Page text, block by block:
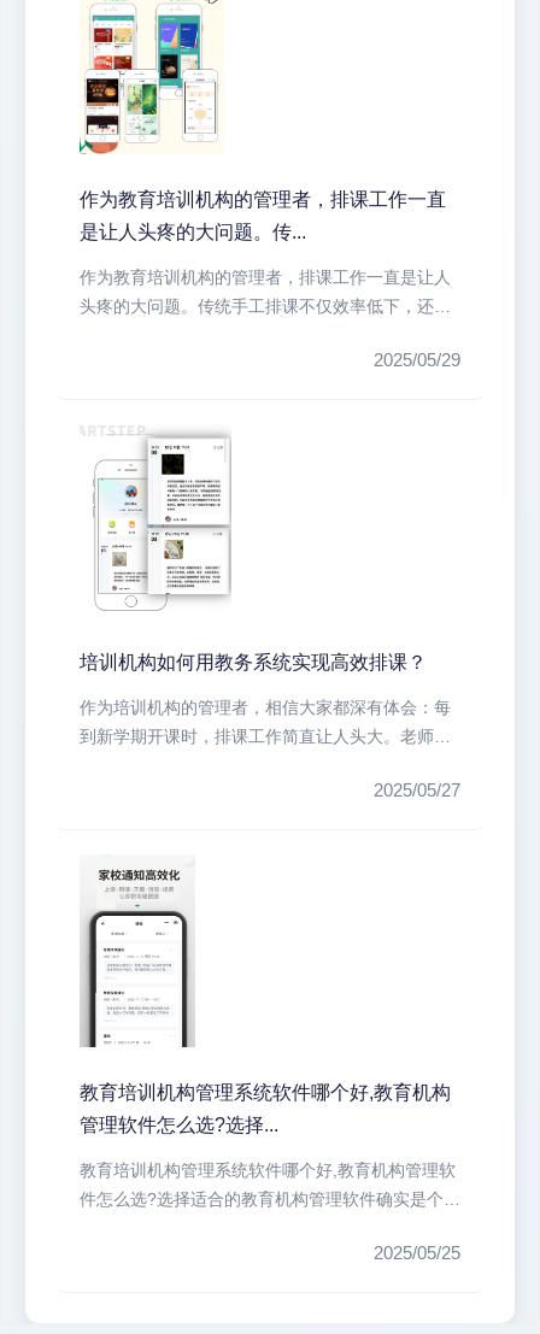
作为教育培训机构的管理者，排课工作一直
是让人头疼的大问题。传...
作为教育培训机构的管理者，排课工作一直是让人
头疼的大问题。传统手工排课不仅效率低下，还容
2025/05/29
培训机构如何用教务系统实现高效排课？
作为培训机构的管理者，相信大家都深有体会：每
到新学期开课时，排课工作简直让人头大。老师时
2025/05/27
教育培训机构管理系统软件哪个好,教育机构
管理软件怎么选?选择...
教育培训机构管理系统软件哪个好,教育机构管理软
件怎么选?选择适合的教育机构管理软件确实是个技
2025/05/25